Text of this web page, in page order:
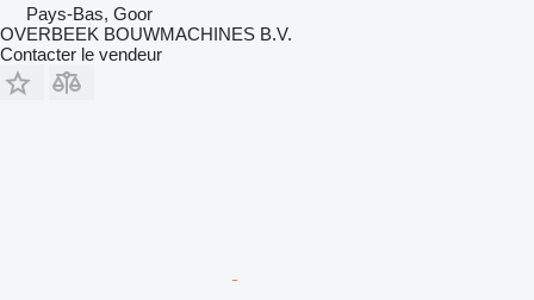
Pays-Bas, Goor
OVERBEEK BOUWMACHINES B.V.
Contacter le vendeur